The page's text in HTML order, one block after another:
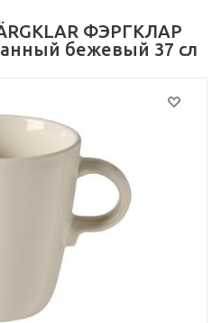
ФЭРГКЛАР
бежевый 37 сл